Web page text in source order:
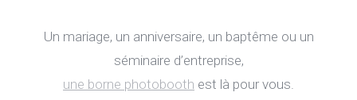
Un mariage, un anniversaire, un baptême ou un
séminaire d’entreprise,
une borne photobooth est là pour vous.